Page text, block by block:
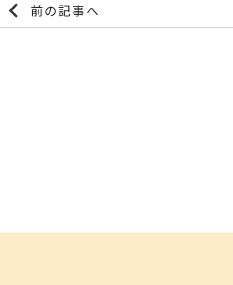
前の記事へ